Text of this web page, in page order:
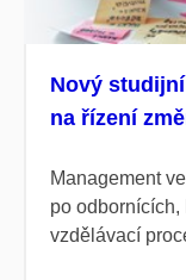
Nový
na řízení
Management
po
vzdělávací